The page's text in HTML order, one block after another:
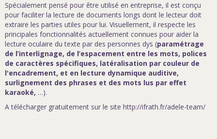
Spécialement pensé pour être utilisé en entreprise, il est conçu
pour faciliter la lecture de documents longs dont le lecteur doit
extraire les parties utiles pour lui. Visuellement, il respecte les
principales fonctionnalités actuellement connues pour aider la
lecture oculaire du texte par des personnes dys (paramétrage
de l’interlignage, de l’espacement entre les mots, polices
de caractères spécifiques, latéralisation par couleur de
l'encadrement, et en lecture dynamique auditive,
surlignement des phrases et des mots lus par effet
karaoké, …).
A télécharger gratuitement sur le site http://ifrath.fr/adele-team/